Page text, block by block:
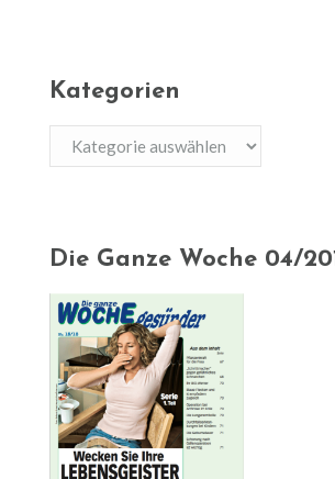
Kategorien
Kategorien
Die Ganze Woche 04/